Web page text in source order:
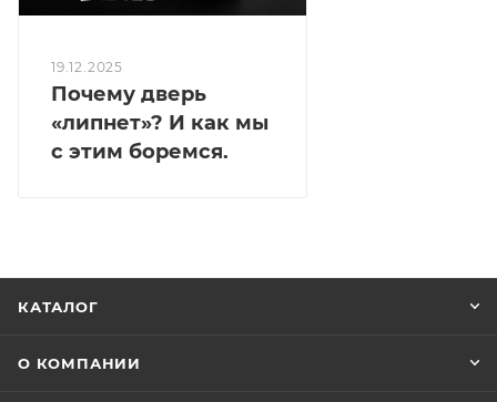
19.12.2025
Почему дверь
«липнет»? И как мы
с этим боремся.
КАТАЛОГ
О КОМПАНИИ